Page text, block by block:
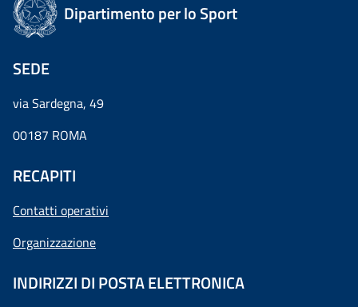
Dipartimento per lo Sport
SEDE
via Sardegna, 49
00187 ROMA
RECAPITI
Contatti operativi
Organizzazione
INDIRIZZI DI POSTA ELETTRONICA